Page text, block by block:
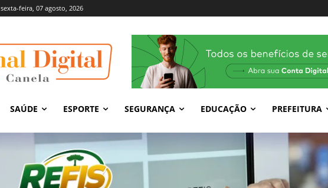
sexta-feira, 07 agosto, 2026
SAÚDE ESPORTE SEGURANÇA EDUCAÇÃO PREFEITURA